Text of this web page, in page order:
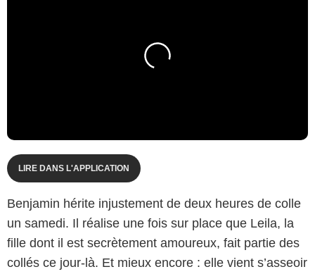
LIRE DANS L'APPLICATION
Benjamin hérite injustement de deux heures de colle
un samedi. Il réalise une fois sur place que Leila, la
fille dont il est secrètement amoureux, fait partie des
collés ce jour-là. Et mieux encore : elle vient s’asseoir